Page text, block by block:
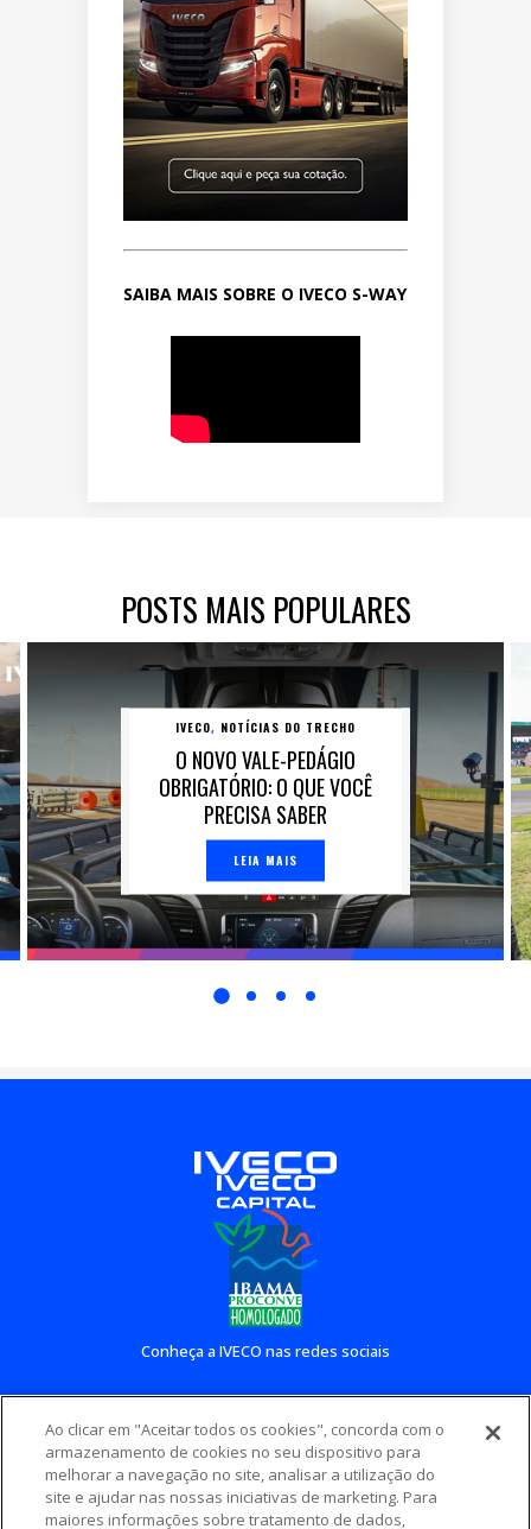
SAIBA MAIS SOBRE O IVECO S-WAY
POSTS MAIS POPULARES
IVECO, NOTÍCIAS DO TRECHO
O NOVO VALE-PEDÁGIO
OBRIGATÓRIO: O QUE VOCÊ
PRECISA SABER
LEIA MAIS
Conheça a IVECO nas redes sociais
Conheça outros sites IVECO
Ao clicar em "Aceitar todos os cookies", concorda com o
armazenamento de cookies no seu dispositivo para
melhorar a navegação no site, analisar a utilização do
site e ajudar nas nossas iniciativas de marketing. Para
maiores informações sobre tratamento de dados,